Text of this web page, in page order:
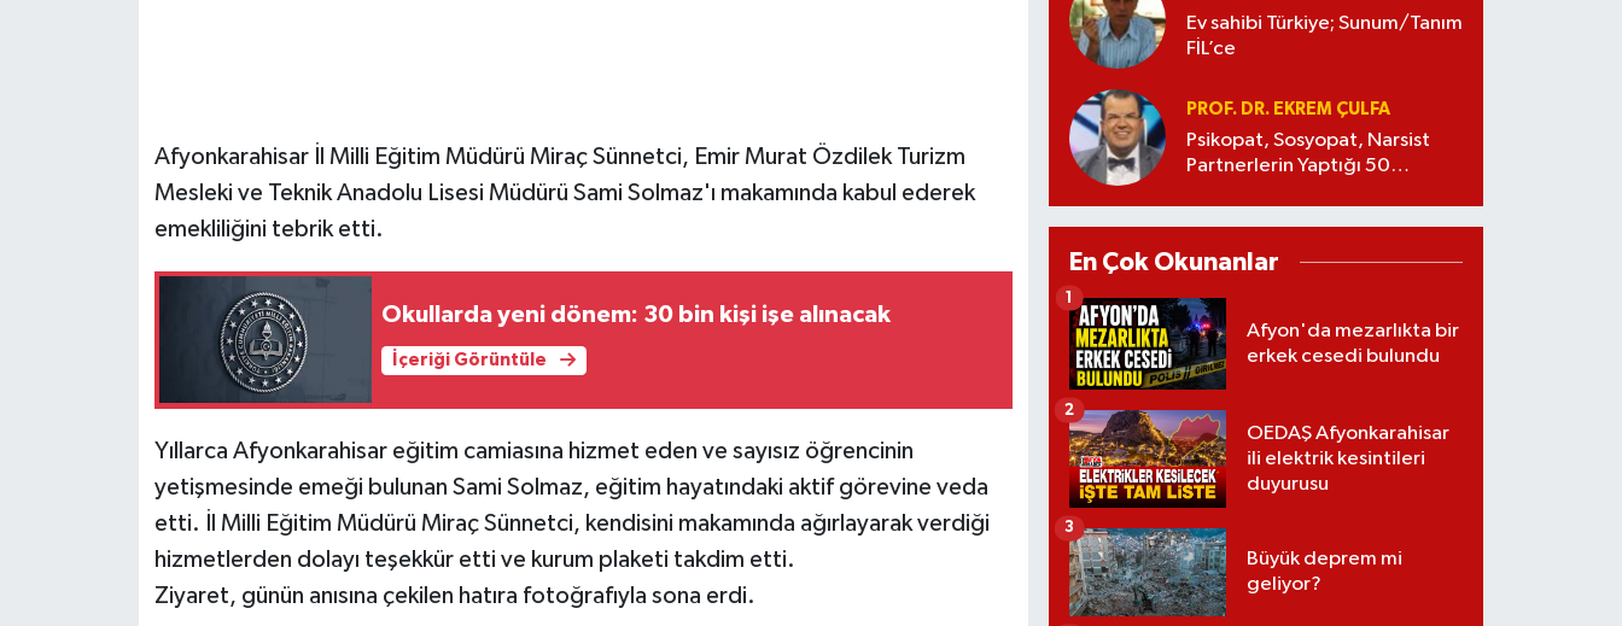
Afyonkarahisar İl Milli Eğitim Müdürü Miraç Sünnetci, Emir Murat Özdilek Turizm
Mesleki ve Teknik Anadolu Lisesi Müdürü Sami Solmaz'ı makamında kabul ederek
emekliliğini tebrik etti.
Okullarda yeni dönem: 30 bin kişi işe alınacak
İçeriği Görüntüle
Yıllarca Afyonkarahisar eğitim camiasına hizmet eden ve sayısız öğrencinin
yetişmesinde emeği bulunan Sami Solmaz, eğitim hayatındaki aktif görevine veda
etti. İl Milli Eğitim Müdürü Miraç Sünnetci, kendisini makamında ağırlayarak verdiği
hizmetlerden dolayı teşekkür etti ve kurum plaketi takdim etti.
Ziyaret, günün anısına çekilen hatıra fotoğrafıyla sona erdi.
Ev sahibi Türkiye; Sunum/Tanım
FİL’ce
PROF. DR. EKREM ÇULFA
Psikopat, Sosyopat, Narsist
Partnerlerin Yaptığı 50
En Çok Okunanlar
Afyon'da mezarlıkta bir
erkek cesedi bulundu
1
OEDAŞ Afyonkarahisar
ili elektrik kesintileri
duyurusu
2
Büyük deprem mi
geliyor?
3